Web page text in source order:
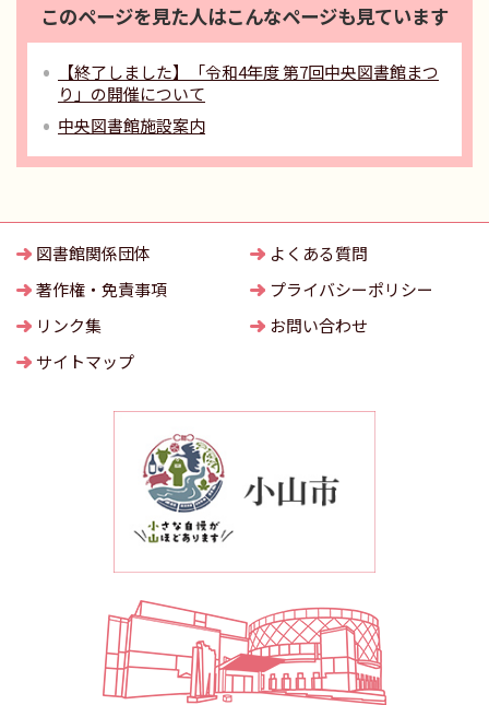
このページを見た人はこんなページも見ています
【終了しました】「令和4年度 第7回中央図書館まつ
り」の開催について
中央図書館施設案内
図書館関係団体
よくある質問
著作権・免責事項
プライバシーポリシー
リンク集
お問い合わせ
サイトマップ